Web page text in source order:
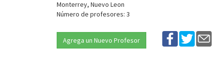
Monterrey, Nuevo Leon
Número de profesores: 3
Agrega un Nuevo Profesor